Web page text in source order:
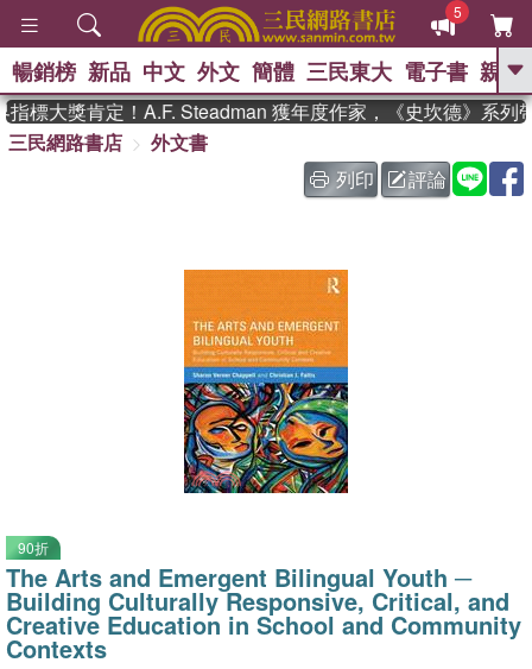
5
GO
如果歷史是一群喵 、 國際布克獎 臺灣
、 方念華 、 台灣的李登輝時
暢銷榜 新品 中文 外文 簡體 三民東大 電子書 親子
標大獎肯定！A.F. Steadman 獲年度作家，《史坎德》系列帶
三民網路書店
外文書
列印
評論
90折
The Arts and Emergent Bilingual Youth ─
Building Culturally Responsive, Critical, and
Creative Education in School and Community
Contexts